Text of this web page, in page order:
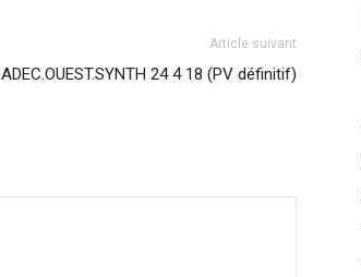
Article suivant
ADEC.OUEST.SYNTH 24 4 18 (PV définitif)